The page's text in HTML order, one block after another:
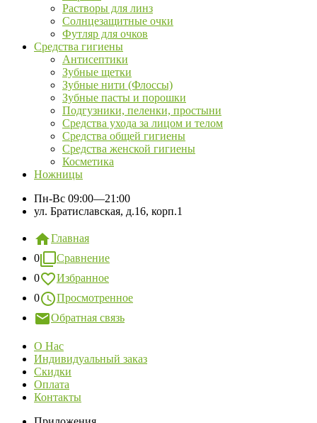
Растворы для линз
Солнцезащитные очки
Футляр для очков
Средства гигиены
Антисептики
Зубные щетки
Зубные нити (Флоссы)
Зубные пасты и порошки
Подгузники, пеленки, простыни
Средства ухода за лицом и телом
Средства общей гигиены
Средства женской гигиены
Косметика
Ножницы
Пн-Вс 09:00—21:00
ул. Братиславская, д.16, корп.1
Главная
0
Сравнение
0
Избранное
0
Просмотренное
Обратная связь
О Нас
Индивидуальный заказ
Скидки
Оплата
Контакты